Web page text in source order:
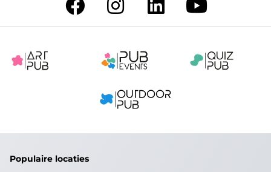
Populaire locaties